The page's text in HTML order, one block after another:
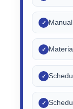
✓
✓
✓
✓